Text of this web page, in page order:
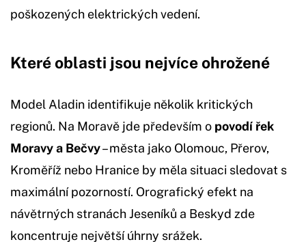
poškozených elektrických vedení.
Které oblasti jsou nejvíce ohrožené
Model Aladin identifikuje několik kritických
regionů. Na Moravě jde především o povodí řek
Moravy a Bečvy– města jako Olomouc, Přerov,
Kroměříž nebo Hranice by měla situaci sledovat s
maximální pozorností. Orografický efekt na
návětrných stranách Jeseníků a Beskyd zde
koncentruje největší úhrny srážek.